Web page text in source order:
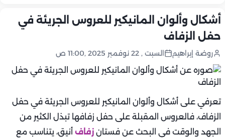
أشكال وألوان المانيكير للعروس الجريئة في
حفل الزفاف
روضة إبراهيم السبت , 22 نوفمبر 2025 ,11:00 ص
تعرفي على أشكال وألوان المانيكير للعروس الجريئة في حفل
الزفاف، فالعروس المقبلة على حفل زفافها تبذل الكثير من
الجهد والوقت في البحث عن فستان زفاف أنيق، يتناسب مع